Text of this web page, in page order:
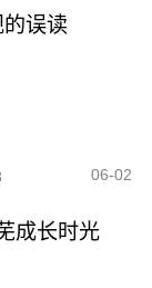
的误读
06-02
成长时光